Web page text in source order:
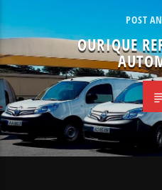
POST
OURIQUE